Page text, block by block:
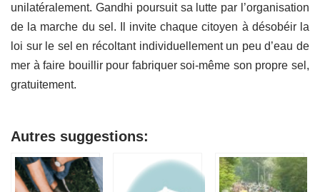
unilatéralement. Gandhi poursuit sa lutte par l’organisation
de la marche du sel. Il invite chaque citoyen à désobéir la
loi sur le sel en récoltant individuellement un peu d’eau de
mer à faire bouillir pour fabriquer soi-même son propre sel,
gratuitement.
Autres suggestions: